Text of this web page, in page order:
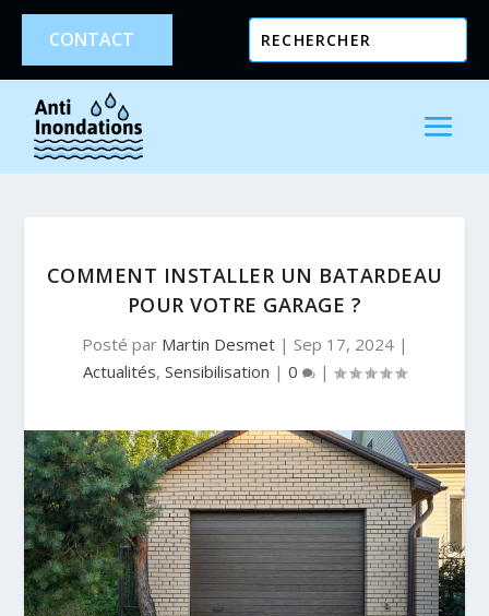
CONTACT
COMMENT INSTALLER UN BATARDEAU
POUR VOTRE GARAGE ?
Posté par Martin Desmet| Sep 17, 2024|
Actualités, Sensibilisation | 0 |